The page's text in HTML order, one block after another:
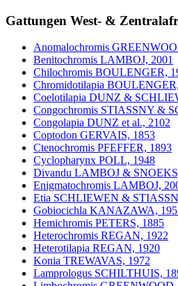
Gattungen West- &
Anomalochromis
Benitochromis LAMBOJ, 2001
Chilochromis BOULENGER,
Chromidotilapia
Coelotilapia DUNZ &
Congochromis STIASSNY &
Congolapia DUNZ et al., 2102
Coptodon GERVAIS, 1853
Ctenochromis PFEFFER, 1893
Cyclopharynx POLL, 1948
Divandu LAMBOJ &
Enigmatochromis LAMBOJ,
Etia SCHLIEWEN &
Gobiocichla KANAZAWA,
Hemichromis PETERS, 1885
Heterochromis REGAN, 1922
Heterotilapia REGAN, 1920
Konia TREWAVAS, 1972
Lamprologus SCHILTHUIS,